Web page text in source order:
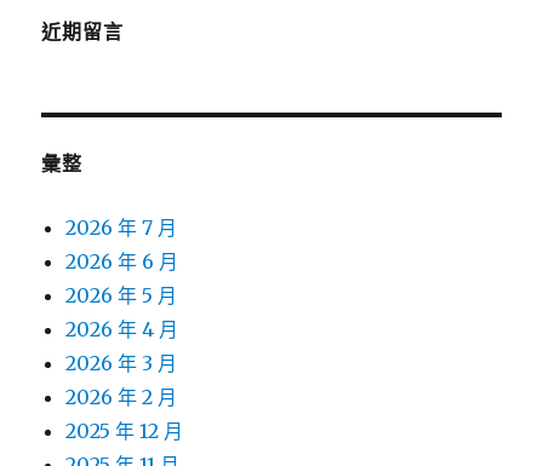
近期留言
彙整
2026 年 7 月
2026 年 6 月
2026 年 5 月
2026 年 4 月
2026 年 3 月
2026 年 2 月
2025 年 12 月